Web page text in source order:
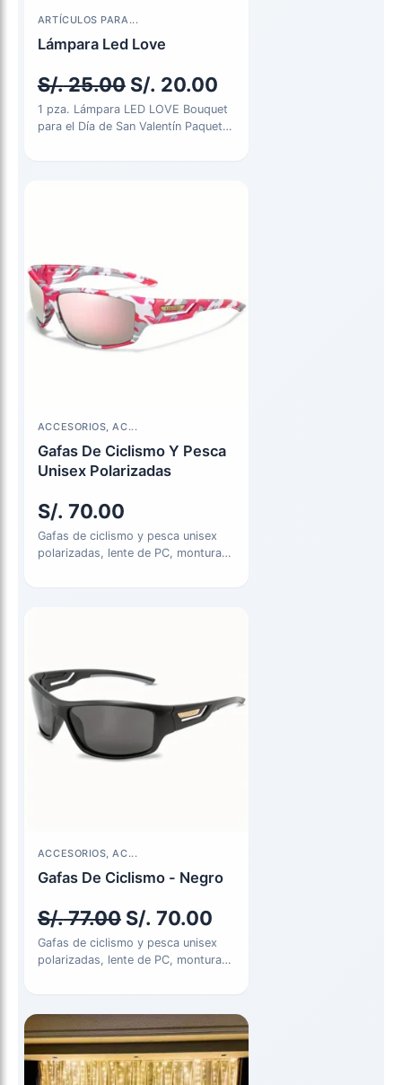
ARTÍCULOS PARA...
Lámpara Led Love
S/.25.00
precio
original
era:
S/. 20.00actual
es:
1 pza. Lámpara LED LOVE Bouquet
para el Día de San Valentín Paquete
ACCESORIOS, AC...
Gafas De Ciclismo Y Pesca
Unisex Polarizadas
S/. 70.00
Gafas de ciclismo y pesca unisex
polarizadas, lente de PC, montura
ACCESORIOS, AC...
Gafas De Ciclismo - Negro
S/.77.00
El
precio
original
era:
S/. 70.00
precio
actual
es:
Gafas de ciclismo y pesca unisex
polarizadas, lente de PC, montura